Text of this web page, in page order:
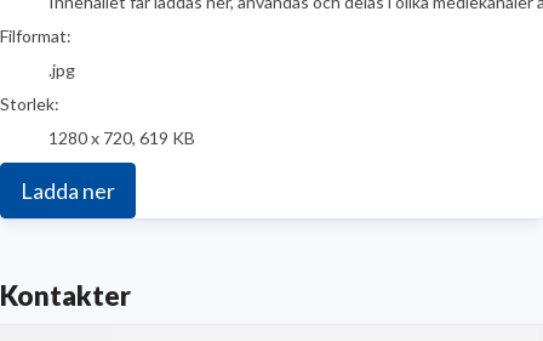
Filformat:
.jpg
Storlek:
1280 x 720, 619 KB
Ladda ner
Kontakter